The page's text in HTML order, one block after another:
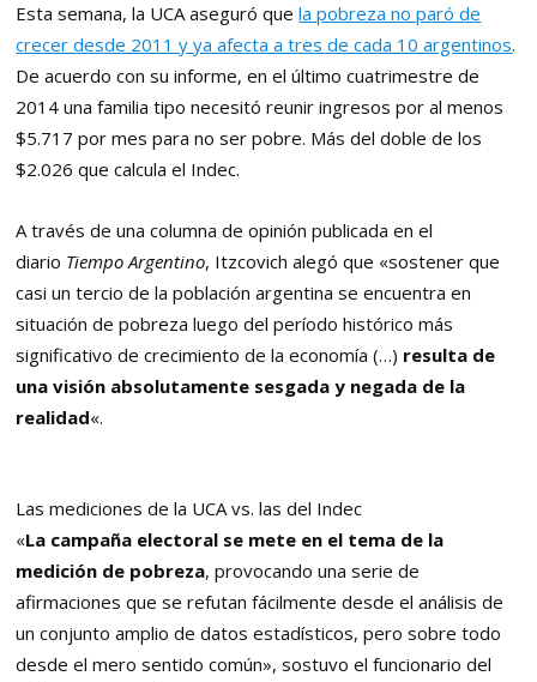
Esta semana, la UCA aseguró quela pobreza no paró de
crecer desde 2011 y ya afecta a tres de cada 10 argentinos.
De acuerdo con su informe, en el último cuatrimestre de
2014 una familia tipo necesitó reunir ingresos por al menos
$5.717 por mes para no ser pobre. Más del doble de los
$2.026 que calcula el Indec.
A través de una columna de opinión publicada en el
diario Tiempo Argentino, Itzcovich alegó que «sostener que
casi un tercio de la población argentina se encuentra en
situación de pobreza luego del período histórico más
significativo de crecimiento de la economía (…) resulta de
una visión absolutamente sesgada y negada de la
realidad«.
Las mediciones de la UCA vs. las del Indec
«La campaña electoral se mete en el tema de la
medición de pobreza, provocando una serie de
afirmaciones que se refutan fácilmente desde el análisis de
un conjunto amplio de datos estadísticos, pero sobre todo
desde el mero sentido común», sostuvo el funcionario del